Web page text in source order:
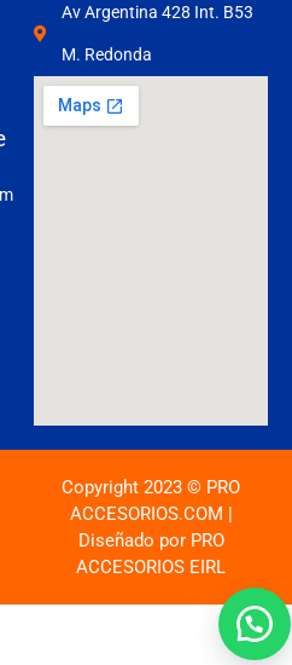
Av Argentina 428 Int. B53
M. Redonda
Copyright 2023 © PRO
ACCESORIOS.COM |
Diseñado por PRO
ACCESORIOS EIRL